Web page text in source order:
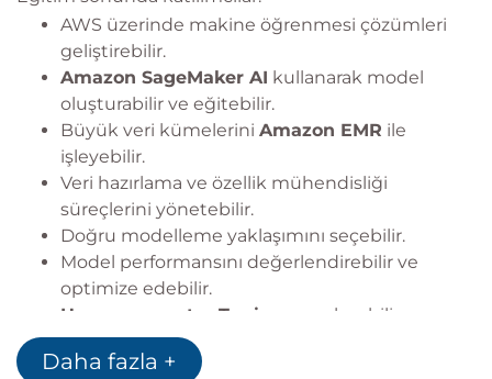
AWS üzerinde makine öğrenmesi çözümleri
geliştirebilir.
Amazon SageMaker AI kullanarak model
oluşturabilir ve eğitebilir.
Büyük veri kümelerini Amazon EMR ile
işleyebilir.
Veri hazırlama ve özellik mühendisliği
süreçlerini yönetebilir.
Doğru modelleme yaklaşımını seçebilir.
Model performansını değerlendirebilir ve
optimize edebilir.
Hyperparameter Tuning
uygulayabilir.
Üretim ortamına uygun model dağıtım
stratejileri geliştirebilir.
Daha fazla +